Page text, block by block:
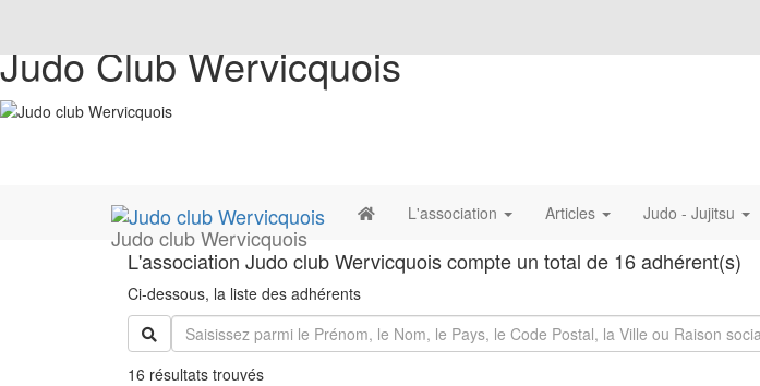
Judo Club Wervicquois
Judo club Wervicquois
L'association Articles Judo - Jujitsu
L'association Judo club Wervicquois compte un total de 16 adhérent(s)
Ci-dessous, la liste des adhérents
16 résultats trouvés